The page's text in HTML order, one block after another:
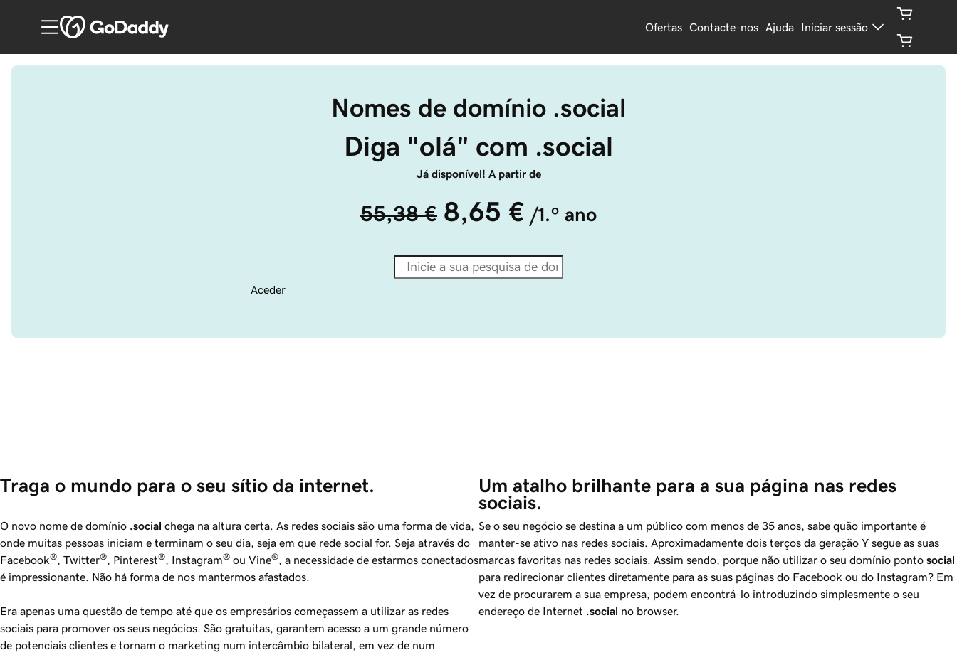
Ofertas Contacte-nos Ajuda Iniciar sessão
Nomes de domínio .social
Diga "olá" com .social
Já disponível! A partir de
55,38 € 8,65 € /1.º ano
Aceder
Traga o mundo para o seu sítio da internet.
O novo nome de domínio .social chega na altura certa. As redes sociais são uma forma de vida,
onde muitas pessoas iniciam e terminam o seu dia, seja em que rede social for. Seja através do
Facebook® , Twitter® , Pinterest® , Instagram® ou Vine®
, a necessidade de estarmos conectados
é impressionante. Não há forma de nos mantermos afastados.
Era apenas uma questão de tempo até que os empresários começassem a utilizar as redes
sociais para promover os seus negócios. São gratuitas, garantem acesso a um grande número
de potenciais clientes e tornam o marketing num intercâmbio bilateral, em vez de num
Um atalho brilhante para a sua página nas redes
sociais.
Se o seu negócio se destina a um público com menos de 35 anos, sabe quão importante é
manter-se ativo nas redes sociais. Aproximadamente dois terços da geração Y segue as suas
marcas favoritas nas redes sociais. Assim sendo, porque não utilizar o seu domínio ponto social
para redirecionar clientes diretamente para as suas páginas do Facebook ou do Instagram? Em
vez de procurarem a sua empresa, podem encontrá-lo introduzindo simplesmente o seu
endereço de Internet .social no browser.